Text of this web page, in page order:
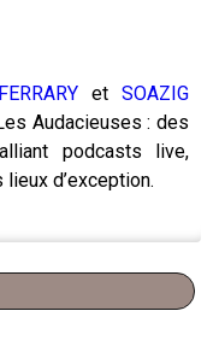
etSOAZIG
Audacieuses : des
podcasts live,
d’exception.
avoir plus d’impact,
et inspirer encore